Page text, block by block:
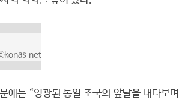
에는 “영광된 통일 조국의 앞날을 내다보며